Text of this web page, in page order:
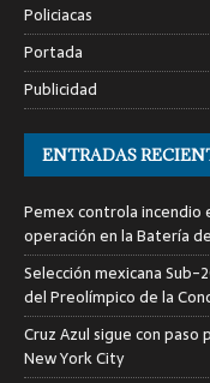
Policiacas
Portada
Publicidad
ENTRADAS
Pemex controla incendio
operación en la Batería
Selección mexicana Sub-
del Preolímpico de la
Cruz Azul sigue con paso
New York City